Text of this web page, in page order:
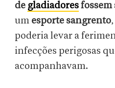
de gladiadoresfossem
um esporte sangrento
poderia levar a
infecções perigosas
acompanhavam.